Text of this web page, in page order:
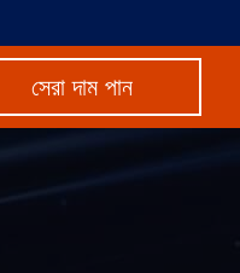
সেরা দাম পান